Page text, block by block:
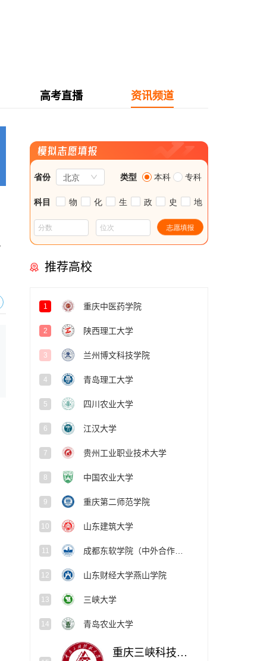
高考直播 资讯频道
推荐高校
1 重庆中医药学院
2 陕西理工大学
3 兰州博文科技学院
4 青岛理工大学
5 四川农业大学
6 江汉大学
7 贵州工业职业技术大学
8 中国农业大学
9 重庆第二师范学院
10 山东建筑大学
11
12 山东财经大学燕山学院
13 三峡大学
14 青岛农业大学
重庆三峡科技大学